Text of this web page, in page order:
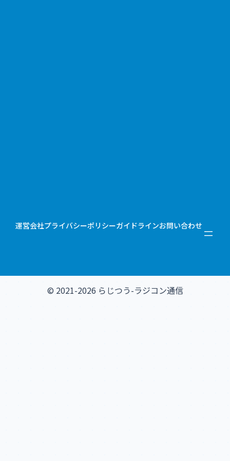
運営会社プライバシーポリシーガイドラインお問い合わせ
© 2021-2026 らじつう-ラジコン通信